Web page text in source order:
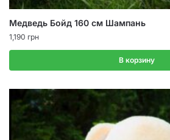
Медведь Бойд 160 см Шампань
1,190 грн
В корзину